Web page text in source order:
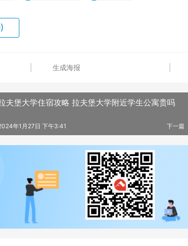
生成海报
夫堡大学住宿攻略 拉夫堡大学附近学生公寓贵吗
下一篇
年1月27日 下午3:41